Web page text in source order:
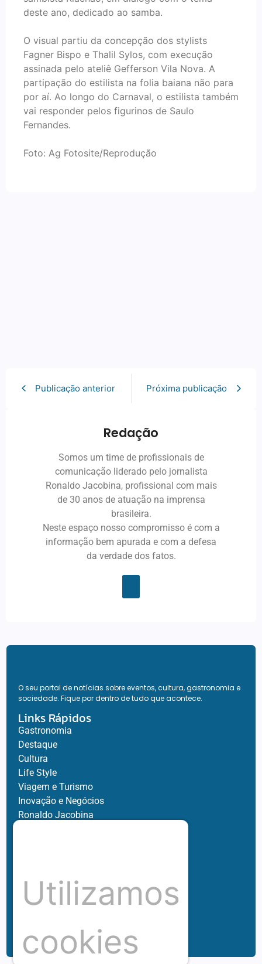
deste ano, dedicado ao samba.
O visual partiu da concepção dos stylists
Fagner Bispo e Thalil Sylos, com execução
assinada pelo ateliê Gefferson Vila Nova. A
partipação do estilista na folia baiana não para
por aí. Ao longo do Carnaval, o estilista também
vai responder pelos figurinos de Saulo
Fernandes.
Foto: Ag Fotosite/Reprodução
Publicação anterior Próxima publicação
Redação
Somos um time de profissionais de
comunicação liderado pelo jornalista
Ronaldo Jacobina, profissional com mais
de 30 anos de atuação na imprensa
brasileira.
Neste espaço nosso compromisso é com a
informação bem apurada e com a defesa
da verdade dos fatos.
O seu portal de notícias sobre eventos, cultura, gastronomia e
sociedade. Fique por dentro de tudo que acontece.
Links Rápidos
Gastronomia
Destaque
Cultura
Life Style
Viagem e Turismo
Inovação e Negócios
Ronaldo Jacobina
Hubnexxo
Tidelli
Redes
Utilizamos
cookies